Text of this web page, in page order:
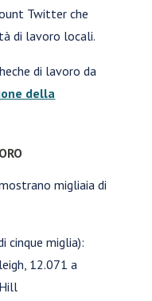
Twitter che
di lavoro locali.
di lavoro da
della
migliaia di
cinque miglia):
12.071 a